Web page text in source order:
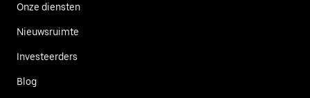
Onze diensten
Nieuwsruimte
Investeerders
Blog